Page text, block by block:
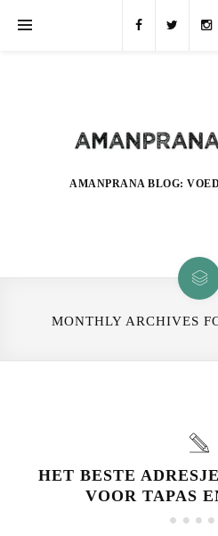
AMANPRANA BLOG:
MONTHLY ARCHIVES
HET BESTE
VOOR TAPAS